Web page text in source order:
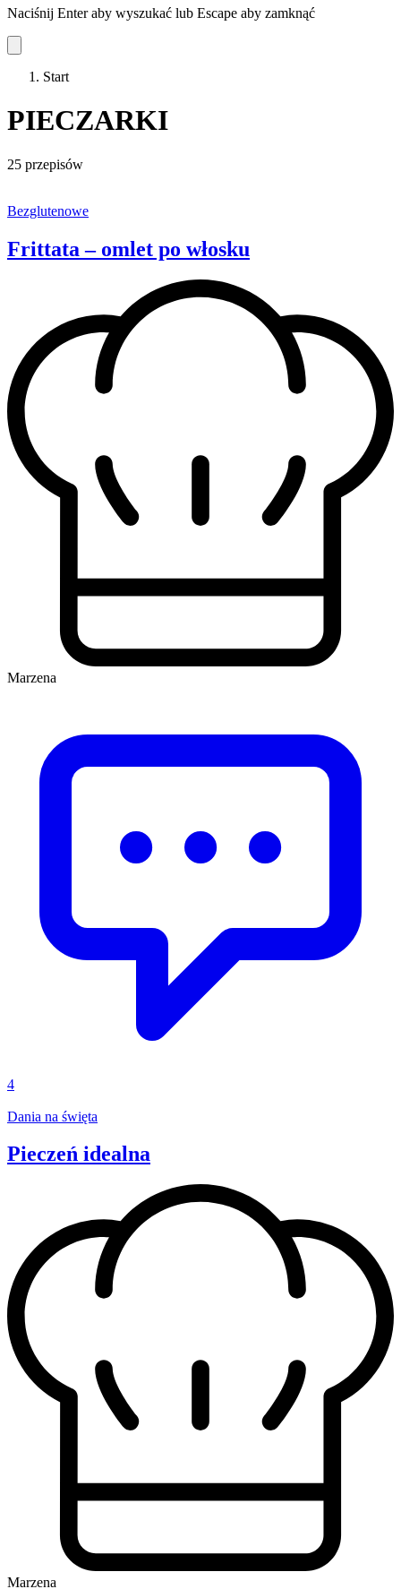
Naciśnij Enter aby wyszukać lub Escape aby zamknąć
Start
PIECZARKI
25 przepisów
Bezglutenowe
Frittata – omlet po włosku
Marzena
4
Dania na święta
Pieczeń idealna
Marzena